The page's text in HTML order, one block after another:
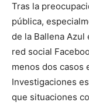
Tras la
pública,
de la Ballena Azul
red social
menos dos casos
Investigaciones
que situaciones